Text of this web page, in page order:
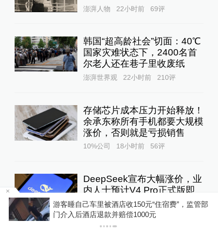
澎湃人物 22小时前 69评
韩国“超高龄社会”切面：40℃
国家灾难状态下，2400名首
尔老人还在巷子里收废纸
澎湃世界观 22小时前 210评
存储芯片成本压力开始释放！
余承东称所有手机都要大规模
涨价，否则就是亏损销售
10%公司 18小时前 56评
DeepSeek宣布大幅涨价，业
内人士预计V4 Pro正式版即
将发布
10%公司 19小时前 69
游客睡自己车里被酒店收150元“住宿费”，监管部
门介入后酒店退款并赔偿1000元